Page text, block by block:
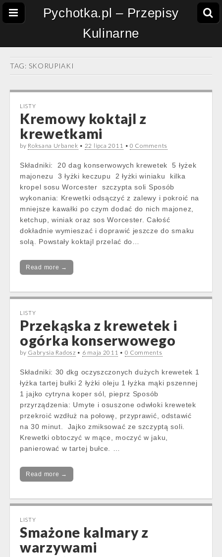
Pychotka.pl – Przepisy
Kulinarne
TAG: SKORUPIAKI
LISTY
Kremowy koktajl z
krewetkami
by Roksana Urbanek • 22 lipca 2011 • 0 Comments
Składniki: 20 dag konserwowych krewetek 5 łyżek
majonezu 3 łyżki keczupu 2 łyżki winiaku kilka
kropel sosu Worcester szczypta soli Sposób
wykonania: Krewetki odsączyć z zalewy i pokroić na
mniejsze kawałki po czym dodać do nich majonez,
ketchup, winiak oraz sos Worcester. Całość
dokładnie wymieszać i doprawić jeszcze do smaku
solą. Powstały koktajl przelać do…
Read more →
LISTY
Przekąska z krewetek i
ogórka konserwowego
by Gabrysia Radosz • 6 maja 2011 • 0 Comments
Składniki: 30 dkg oczyszczonych dużych krewetek 1
łyżka tartej bułki 2 łyżki oleju 1 łyżka mąki pszennej
1 jajko cytryna koper sól, pieprz Sposób
przyrządzenia: Umyte i osuszone odwłoki krewetek
przekroić wzdłuż na połowę, przyprawić, odstawić
na 30 minut. Jajko zmiksować ze szczyptą soli.
Krewetki obtoczyć w mące, moczyć w jaku,
panierować w tartej bułce. …
Read more →
LISTY
Smażone kalmary z
warzywami